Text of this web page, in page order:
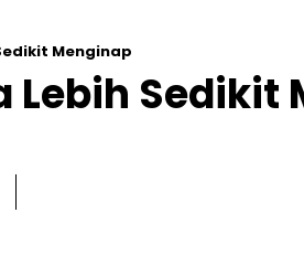
Menginap
Sedikit